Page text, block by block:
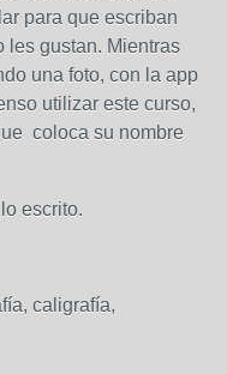
para que escriban
les gustan. Mientras
una foto, con la app
utilizar este curso,
coloca su nombre
escrito.
caligrafía,